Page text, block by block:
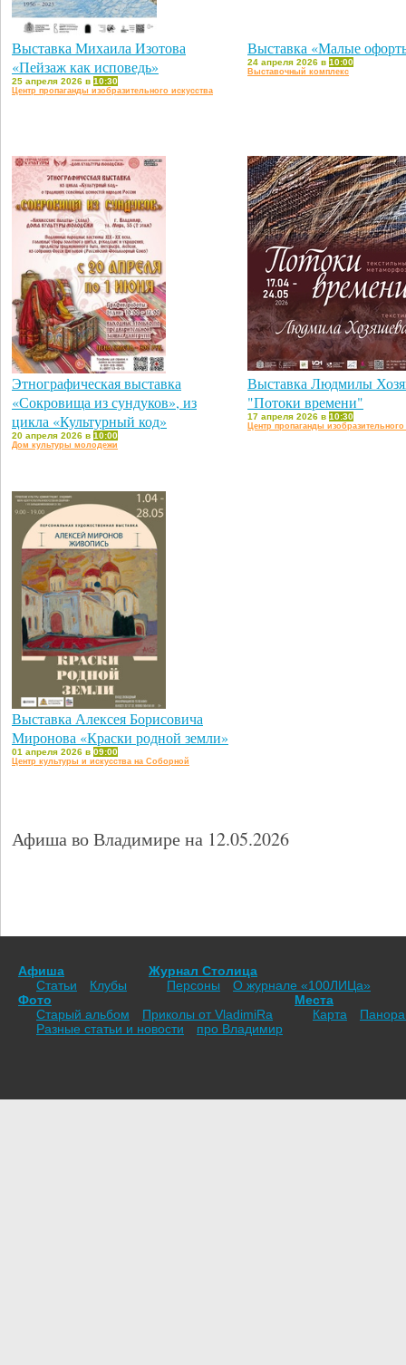
Выставка Михаила Изотова
«Пейзаж как исповедь»
25 апреля 2026 в 10:30
Центр пропаганды изобразительного искусства
Выставка «Малые
24 апреля 2026 в 10:00
Выставочный комплекс
Этнографическая выставка
«Сокровища из сундуков», из
цикла «Культурный код»
20 апреля 2026 в 10:00
Дом культуры молодежи
Выставка Людмилы
"Потоки времени"
17 апреля 2026 в 10:30
Центр пропаганды изобразительного
Выставка Алексея Борисовича
Миронова «Краски родной земли»
01 апреля 2026 в 09:00
Центр культуры и искусства на Соборной
Афиша во Владимире на 12.05.2026
Афиша
Статьи
Клубы
Журнал Столица
Персоны
О журнале «100ЛИЦа»
Фото
Старый альбом
Приколы от VladimiRа
Места
Карта
Разные статьи и новости
про Владимир